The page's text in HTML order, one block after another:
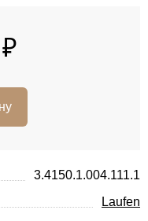
3.4150.1.004.111.1
Laufen